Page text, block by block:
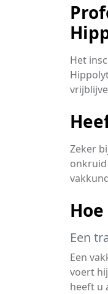
Het
Zeker
onkruid
Een
Een
voert
heeft u